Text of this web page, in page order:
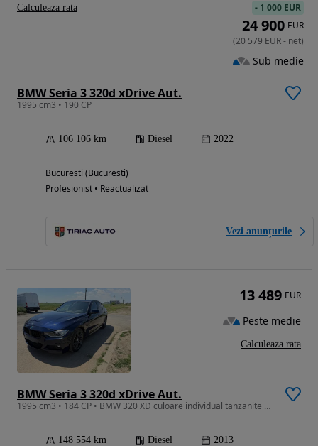
BMW Seria 3 320d xDrive Aut.
1995 cm3 • 190 CP
106 106 km Diesel 2022
Bucuresti (Bucuresti)
Profesionist • Reactualizat
Vezi anunțurile
- 1 000 EUR
24 900 EUR
(20 579 EUR- net)
Sub medie
Calculeaza rata
BMW Seria 3 320d xDrive Aut.
1995 cm3 • 184 CP • BMW 320 XD culoare individual tanzanite blau
148 554 km Diesel 2013
13 489 EUR
Peste medie
Calculeaza rata